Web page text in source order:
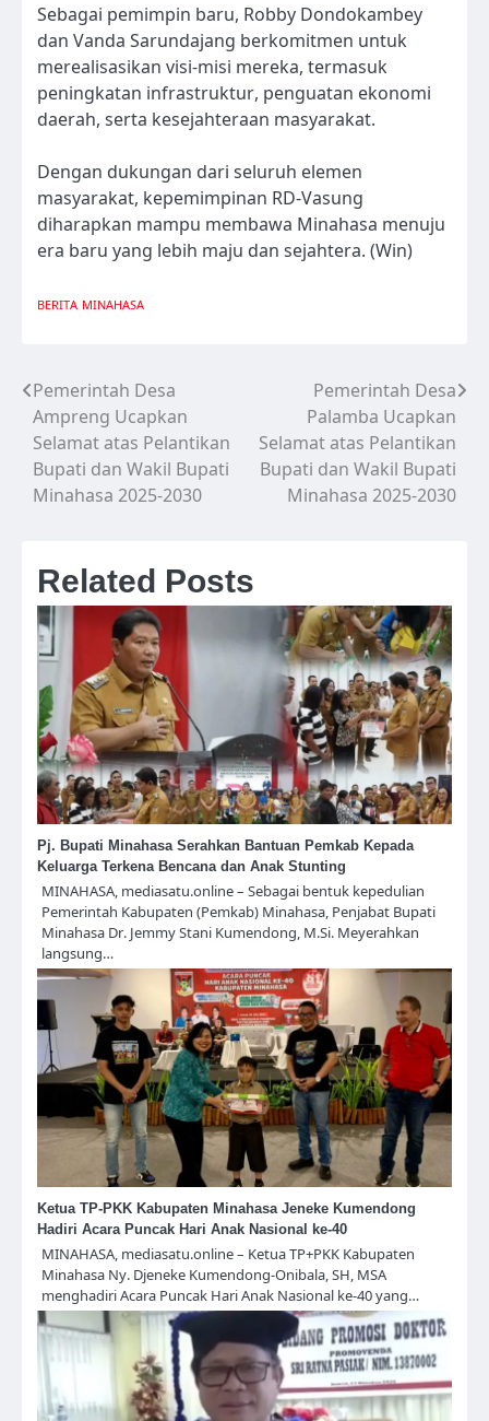
Sebagai pemimpin baru, Robby Dondokambey
dan Vanda Sarundajang berkomitmen untuk
merealisasikan visi-misi mereka, termasuk
peningkatan infrastruktur, penguatan ekonomi
daerah, serta kesejahteraan masyarakat.
Dengan dukungan dari seluruh elemen
masyarakat, kepemimpinan RD-Vasung
diharapkan mampu membawa Minahasa menuju
era baru yang lebih maju dan sejahtera. (Win)
BERITA MINAHASA
Navigasi
pos
Pemerintah Desa
Ampreng Ucapkan
Selamat atas Pelantikan
Bupati dan Wakil Bupati
Minahasa 2025-2030
Pemerintah Desa
Palamba Ucapkan
Selamat atas Pelantikan
Bupati dan Wakil Bupati
Minahasa 2025-2030
Related Posts
Pj. Bupati Minahasa Serahkan Bantuan Pemkab Kepada
Keluarga Terkena Bencana dan Anak Stunting
MINAHASA, mediasatu.online – Sebagai bentuk kepedulian
Pemerintah Kabupaten (Pemkab) Minahasa, Penjabat Bupati
Minahasa Dr. Jemmy Stani Kumendong, M.Si. Meyerahkan
langsung…
Ketua TP-PKK Kabupaten Minahasa Jeneke Kumendong
Hadiri Acara Puncak Hari Anak Nasional ke-40
MINAHASA, mediasatu.online – Ketua TP+PKK Kabupaten
Minahasa Ny. Djeneke Kumendong-Onibala, SH, MSA
menghadiri Acara Puncak Hari Anak Nasional ke-40 yang…